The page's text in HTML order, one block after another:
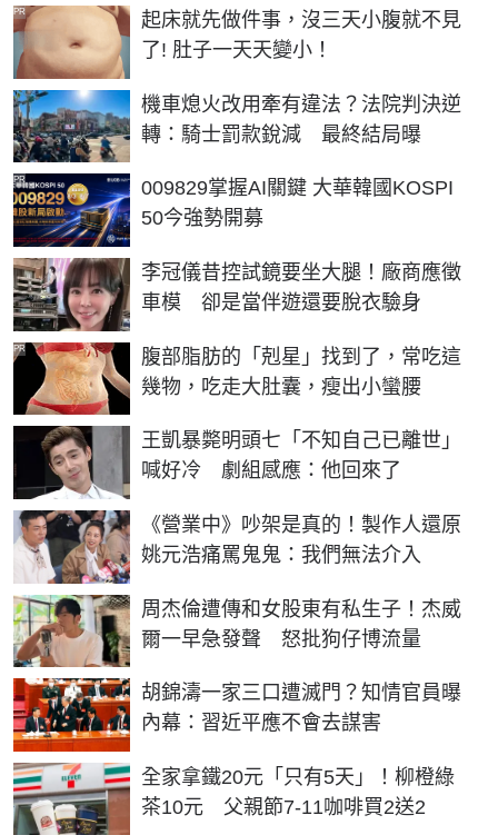
起床就先做件事，沒三天小腹就不見
了! 肚子一天天變小！
PR
機車熄火改用牽有違法？法院判決逆
轉：騎士罰款銳減 最終結局曝
009829掌握AI關鍵 大華韓國KOSPI
50今強勢開募
PR
李冠儀昔控試鏡要坐大腿！廠商應徵
車模 卻是當伴遊還要脫衣驗身
腹部脂肪的「剋星」找到了，常吃這
幾物，吃走大肚囊，瘦出小蠻腰
PR
王凱暴斃明頭七「不知自己已離世」
喊好冷 劇組感應：他回來了
《營業中》吵架是真的！製作人還原
姚元浩痛罵鬼鬼：我們無法介入
周杰倫遭傳和女股東有私生子！杰威
爾一早急發聲 怒批狗仔博流量
胡錦濤一家三口遭滅門？知情官員曝
內幕：習近平應不會去謀害
全家拿鐵20元「只有5天」！柳橙綠
茶10元 父親節7-11咖啡買2送2